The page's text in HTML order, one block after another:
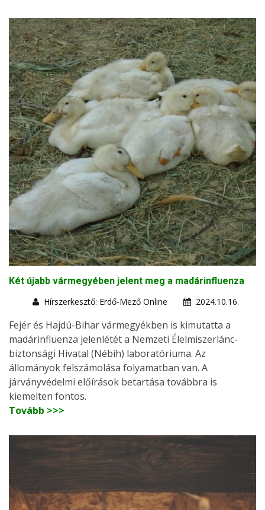
Két újabb vármegyében jelent meg a madárinfluenza
Hírszerkesztő: Erdő-Mező Online
2024.10.16.
Fejér és Hajdú-Bihar vármegyékben is kimutatta a
madárinfluenza jelenlétét a Nemzeti Élelmiszerlánc-
biztonsági Hivatal (Nébih) laboratóriuma. Az
állományok felszámolása folyamatban van. A
járványvédelmi előírások betartása továbbra is
kiemelten fontos.
Tovább >>>